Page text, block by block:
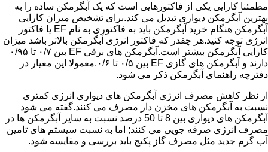
مطمئنا کارایی یکی از فاکتورهایی است که یک آبگرمکن ساده را به
بهترین آبگرمکن دیواری تبدیل می کند.برای تشخیص میزان کارایی
آبگرمکن هنگام خرید آبگرمکن باید به فاکتوری به نام EF یا فاکتور
انرژی توجه کنید.هر چقدر که فاکتور انرژی آبگرمکن بالاتر باشد میزان
کارایی آبگرمکن بیشتر است.آبگرمکن های برقی EF بین ۰/۷ تا ۰/۹۵
دارند و آبگرمکن های گازی EF بین ۰/۵ تا ۰/۶.معمولا این معیار در
دفترچه راهنمای آبگرمکن ذکر می شود.
از نظر کاهش مصرف انرژی آبگرمکن های دیواری انرژی کمتری
نسبت به آبگرمکن های مخزن دار مصرف می کنند.گفته می شود
آبگرمکن های دیواری بین 8 تا 50 درصد نسبت به سایر آبگرمکن ها در
مصرف انرژی صرفه جویی می کنند; اما به نسبت سیستم های تامین
آب گرم جدید مثل مصرف گاز پکیج باید بررسی و مقایسه شود.